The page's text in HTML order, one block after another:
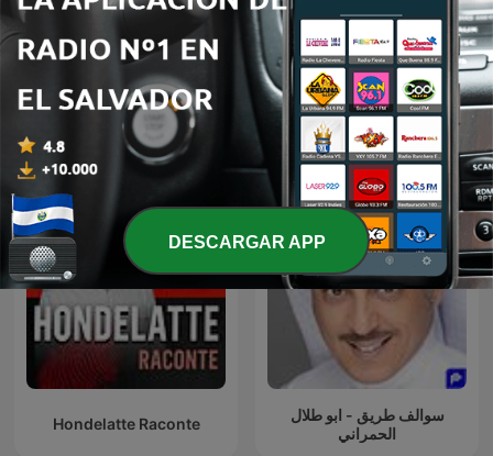
Kwentong Takipsilim
Pinoy Tagalog Horror
Stories Podcast
L'Heure Du Crime
Hondelatte Raconte
سوالف طريق - ابو طلال
الحمراني
DESCARGAR APP